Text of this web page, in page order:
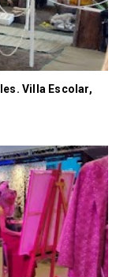
Villa Escolar,